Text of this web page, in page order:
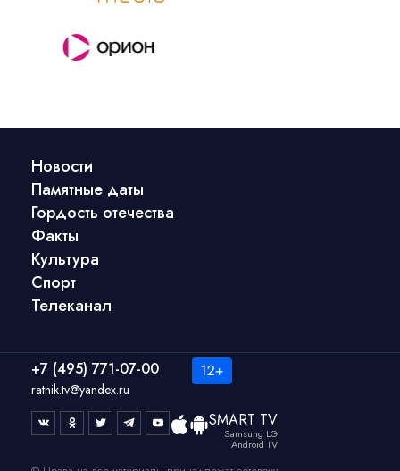
Новости
Памятные даты
Гордость отечества
Факты
Культура
Спорт
Телеканал
+7 (495) 771-07-00
ratnik.tv@yandex.ru
SMART TV
Samsung LG
Android TV